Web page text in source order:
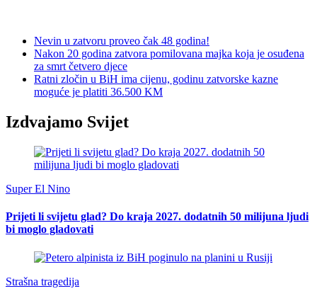
Nevin u zatvoru proveo čak 48 godina!
Nakon 20 godina zatvora pomilovana majka koja je osuđena
za smrt četvero djece
Ratni zločin u BiH ima cijenu, godinu zatvorske kazne
moguće je platiti 36.500 KM
Izdvajamo Svijet
Super El Nino
Prijeti li svijetu glad? Do kraja 2027. dodatnih 50 milijuna ljudi
bi moglo gladovati
Strašna tragedija